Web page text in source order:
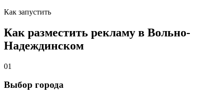
Как запустить
Как разместить рекламу в Вольно-
Надеждинском
01
Выбор города